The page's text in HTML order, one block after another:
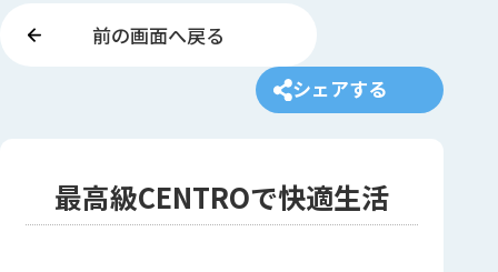
前の画面へ戻る
シェアする
最高級CENTROで快適生活